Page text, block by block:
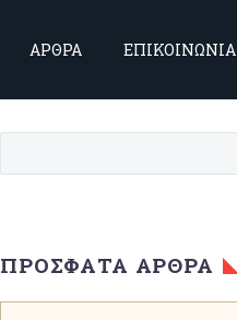
ΑΡΘΡΑ ΕΠΙΚΟΙΝΩΝΙΑ
ΠΡΌΣΦΑΤΑ ΆΡΘΡΑ